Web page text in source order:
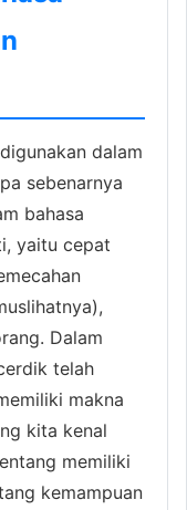
dalam
sebenarnya
bahasa
yaitu cepat
Dalam
telah
makna
kita kenal
memiliki
kemampuan